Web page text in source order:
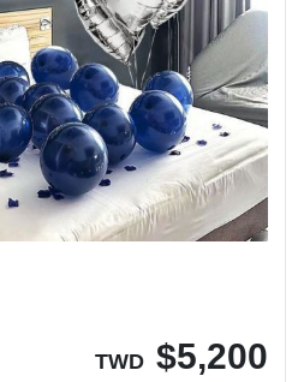
TWD $5,200